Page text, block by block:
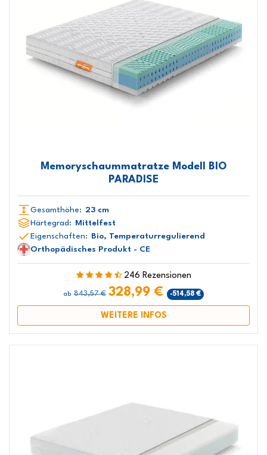
Memoryschaummatratze Modell BIO
PARADISE
Gesamthöhe: 23 cm
Härtegrad: Mittelfest
Eigenschaften: Bio, Temperaturregulierend
Orthopädisches Produkt - CE
246 Rezensionen
ab 843,57 € 328,99 € -514,58 €
WEITERE INFOS